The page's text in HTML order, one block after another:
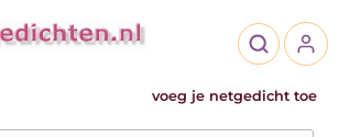
voeg je netgedicht toe